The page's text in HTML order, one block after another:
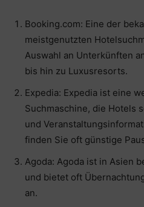
Booking.com: Eine der
meistgenutzten
Auswahl an Unterkünften
bis hin zu Luxusresorts.
Expedia: Expedia ist eine
Suchmaschine, die Hotels
und
finden Sie oft günstige
Agoda: Agoda ist in Asien
und bietet oft
an.